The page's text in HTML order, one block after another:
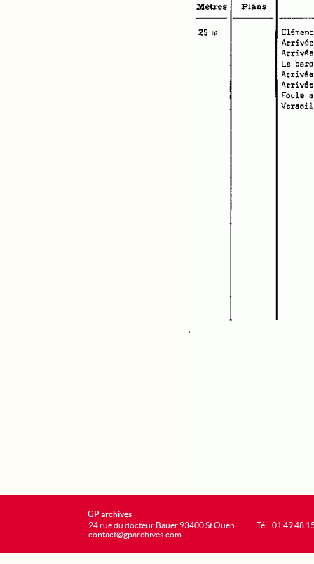
GP archives
24 rue du docteur Bauer 93400 St Ouen
contact@gparchives.com
Tél : 01 49 48